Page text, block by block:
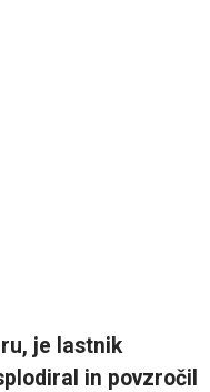
je lastnik
in povzročil